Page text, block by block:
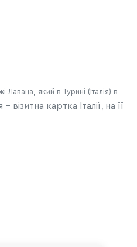
Лаваца, який в Турині (Італія) в
візитна картка Італії, на її